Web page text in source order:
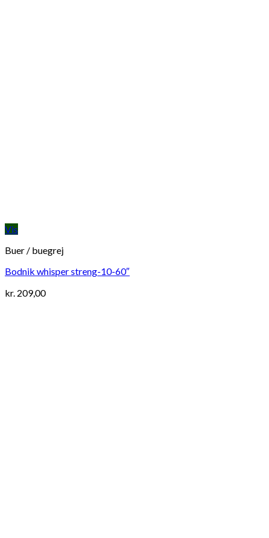
Vis
Buer / buegrej
Bodnik whisper streng-10-60″
kr. 209,00